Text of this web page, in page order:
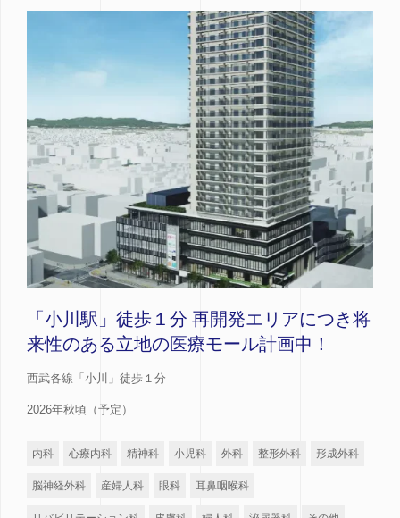
「小川駅」徒歩１分 再開発エリアにつき将
来性のある立地の医療モール計画中！
西武各線「小川」徒歩１分
2026年秋頃（予定）
内科 心療内科 精神科 小児科 外科 整形外科 形成外科
脳神経外科 産婦人科 眼科 耳鼻咽喉科